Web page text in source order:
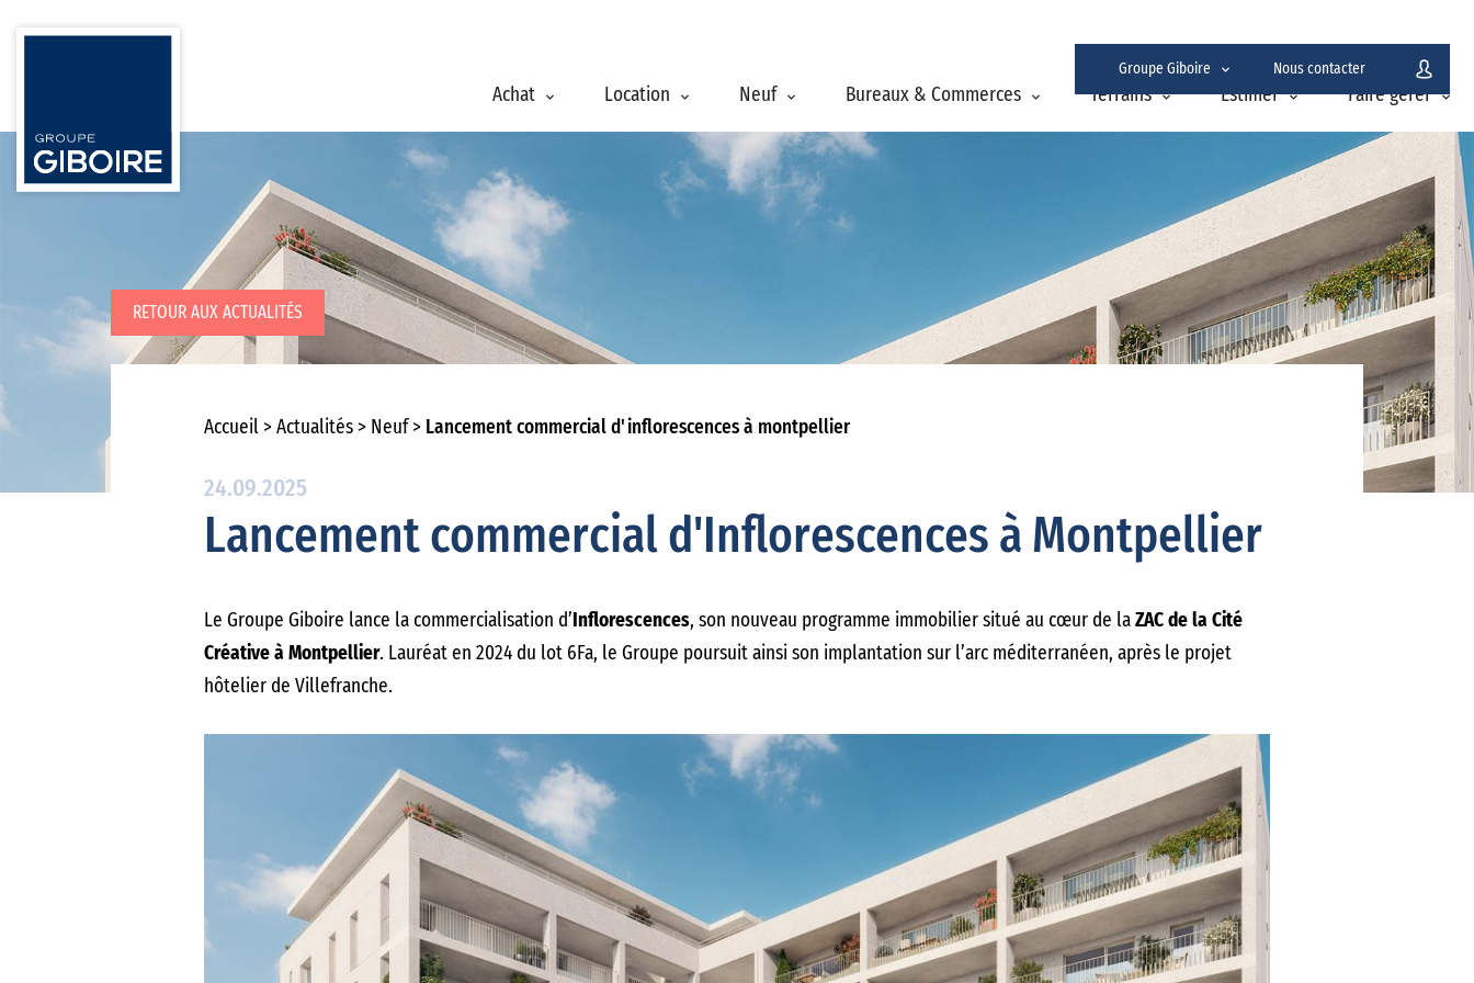
Achat Location Neuf Bureaux & Commerces Terrains Estimer Faire gérer
Groupe Giboire Nous contacter
RETOUR AUX ACTUALITÉS
Accueil Actualités Neuf Lancement commercial d'inflorescences à montpellier
24.09.2025
Lancement commercial d'Inflorescences à Montpellier
Le Groupe Giboire lance la commercialisation d’ Inflorescences, son nouveau programme immobilier situé au cœur de la ZAC de la Cité
Créative à Montpellier. Lauréat en 2024 du lot 6Fa, le Groupe poursuit ainsi son implantation sur l’arc méditerranéen, après le projet
hôtelier de Villefranche.